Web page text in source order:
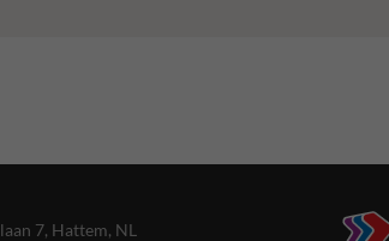
7, Hattem, NL